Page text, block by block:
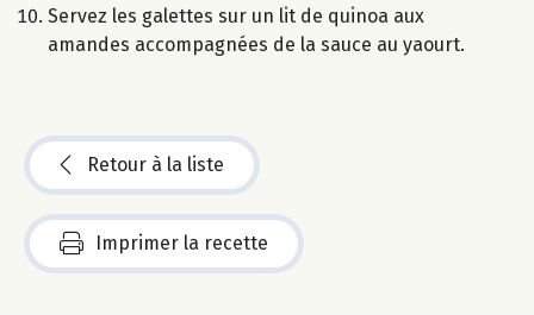
Servez les galettes sur un lit de quinoa aux
amandes accompagnées de la sauce au yaourt.
Retour à la liste
Imprimer la recette